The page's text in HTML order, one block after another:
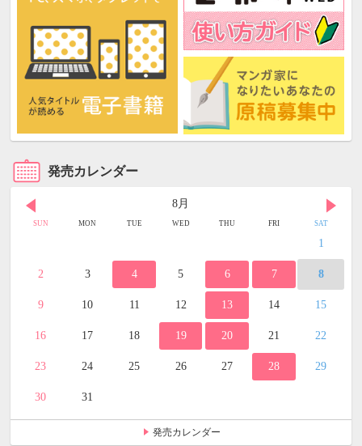
発売カレンダー
8月
SUN MON TUE WED THU FRI SAT
1
2 3 4 5 6 7 8
9 10 11 12 13 14 15
16 17 18 19 20 21 22
23 24 25 26 27 28 29
30 31
発売カレンダー